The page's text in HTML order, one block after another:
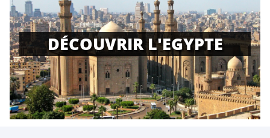
DÉCOUVRIR L'EGYPTE